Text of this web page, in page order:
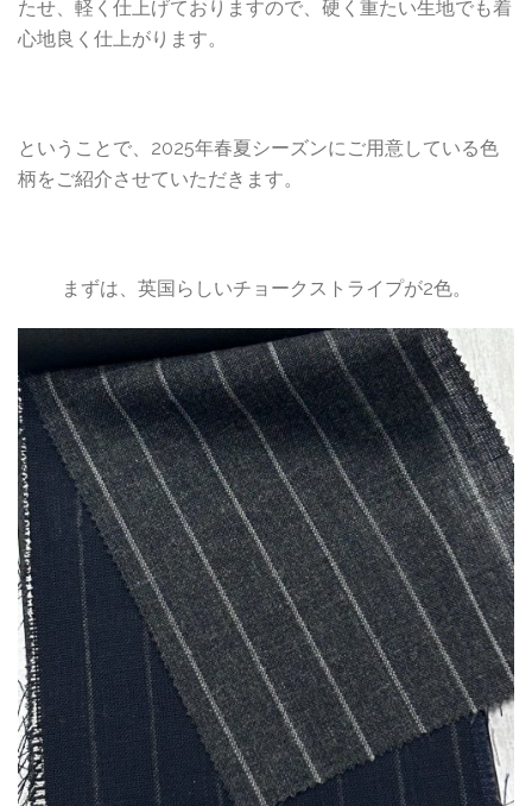
たせ、軽く仕上げておりますので、硬く重たい生地でも着
心地良く仕上がります。
ということで、2025年春夏シーズンにご用意している色
柄をご紹介させていただきます。
まずは、英国らしいチョークストライプが2色。